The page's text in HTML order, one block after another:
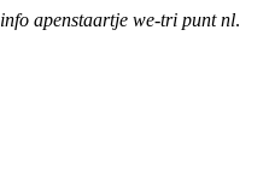
info apenstaartje we-tri punt nl.